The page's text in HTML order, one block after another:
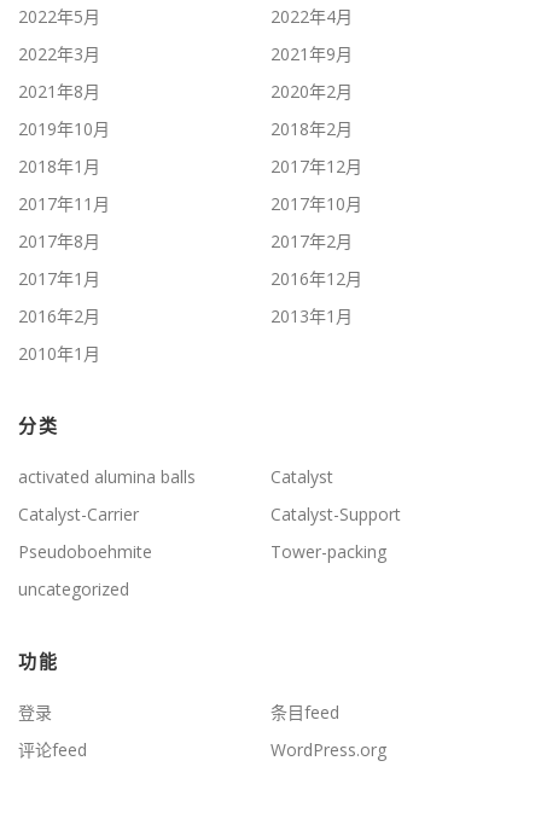
2022年5月
2022年4月
2022年3月
2021年9月
2021年8月
2020年2月
2019年10月
2018年2月
2018年1月
2017年12月
2017年11月
2017年10月
2017年8月
2017年2月
2017年1月
2016年12月
2016年2月
2013年1月
2010年1月
分类
activated alumina balls
Catalyst
Catalyst-Carrier
Catalyst-Support
Pseudoboehmite
Tower-packing
uncategorized
功能
登录
条目feed
评论feed
WordPress.org